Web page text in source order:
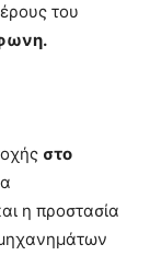
του
στο
η προστασία